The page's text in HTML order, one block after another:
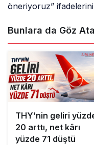
öneriyoruz” ifadelerini
Bunlara da Göz
THY’nin geliri
20 arttı, net kârı
yüzde 71 düştü